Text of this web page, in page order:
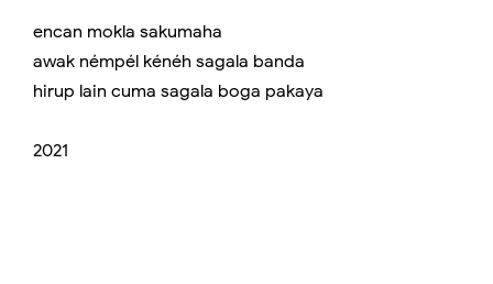
encan mokla sakumaha
awak némpél kénéh sagala banda
hirup lain cuma sagala boga pakaya
2021